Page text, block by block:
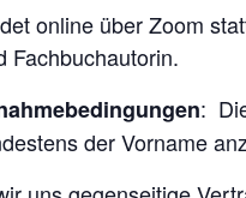
online über Zoom
Fachbuchautorin.
:
der Vorname